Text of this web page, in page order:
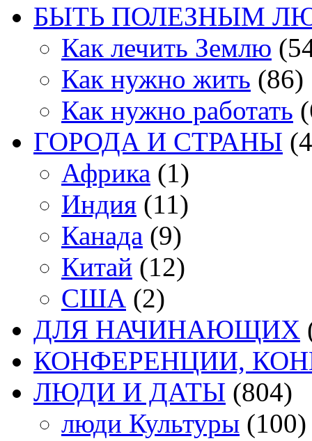
БЫТЬ ПОЛЕЗНЫМ
Как лечить Землю
Как нужно жить (86)
Как нужно работать
ГОРОДА И СТРАНЫ
Африка (1)
Индия (11)
Канада (9)
Китай (12)
США (2)
ДЛЯ НАЧИНАЮЩИХ
КОНФЕРЕНЦИИ,
ЛЮДИ И ДАТЫ (804)
люди Культуры (100)